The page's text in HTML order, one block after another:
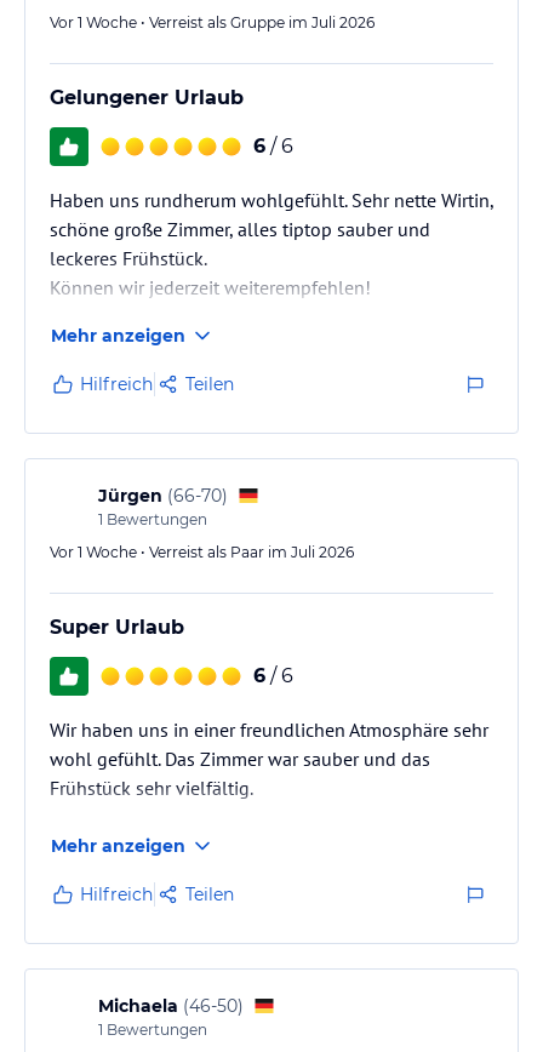
Vor 1 Woche • Verreist als Gruppe im Juli 2026
Gelungener Urlaub
6 / 6
Haben uns rundherum wohlgefühlt. Sehr nette Wirtin,
schöne große Zimmer, alles tiptop sauber und
leckeres Frühstück.
Können wir jederzeit weiterempfehlen!
Mehr anzeigen
Hilfreich Teilen
Jürgen (66-70)
1 Bewertungen
Vor 1 Woche • Verreist als Paar im Juli 2026
Super Urlaub
6 / 6
Wir haben uns in einer freundlichen Atmosphäre sehr
wohl gefühlt. Das Zimmer war sauber und das
Frühstück sehr vielfältig.
Mehr anzeigen
Hilfreich Teilen
Michaela (46-50)
1 Bewertungen